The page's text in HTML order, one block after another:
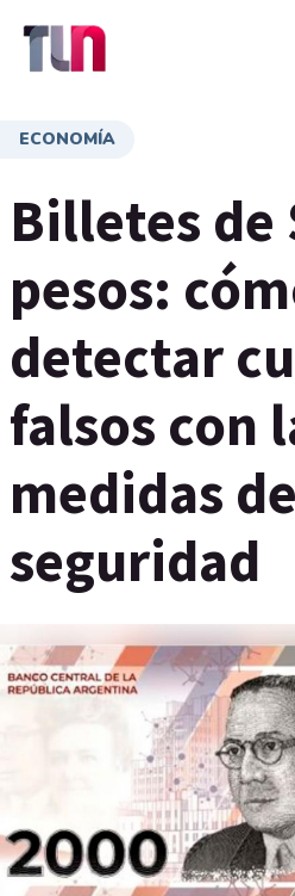
ECONOMÍA
Billetes de
pesos:
detectar
falsos con
medidas de
seguridad